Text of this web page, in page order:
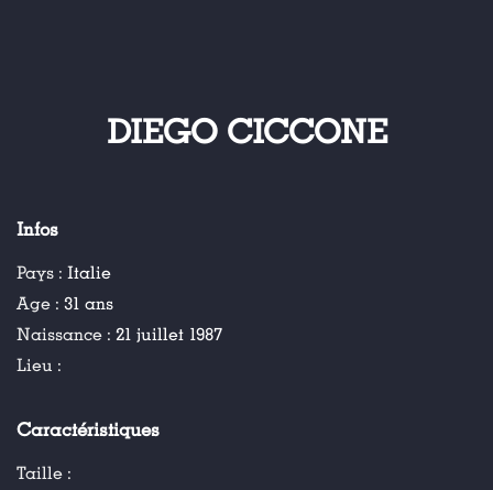
DIEGO CICCONE
Infos
Pays : Italie
Age : 31 ans
Naissance : 21 juillet 1987
Lieu :
Caractéristiques
Taille :